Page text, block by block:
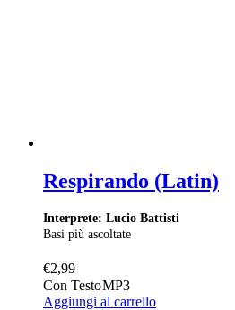
Respirando (Latin)
Interprete: Lucio Battisti
Basi più ascoltate
€2,99
Con TestoMP3
Aggiungi al carrello